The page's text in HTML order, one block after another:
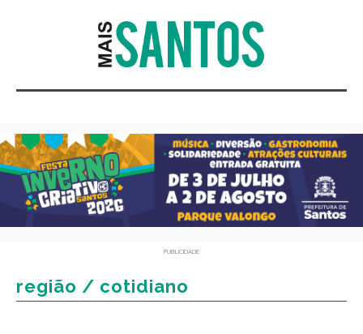
PUBLICIDADE
região / cotidiano